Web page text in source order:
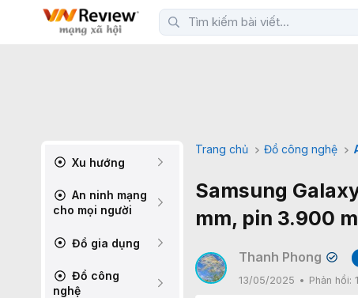
Xu hướng
An ninh mạng
cho mọi người
Đồ gia dụng
Đồ công
nghệ
Trang chủ Đồ công nghệ
Samsung
mm, pin 3.900
Thanh Phong ✔
13/05/2025
Phản hồi: 1